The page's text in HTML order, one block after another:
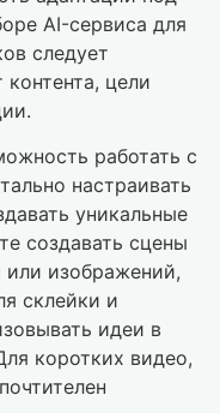
AI-сервиса для
следует
цели
работать с
настраивать
уникальные
создавать сцены
или изображений,
склейки и
идеи в
коротких видео,